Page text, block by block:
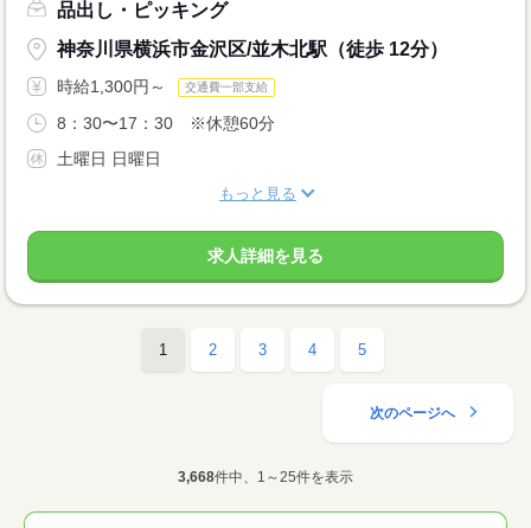
品出し・ピッキング
神奈川県横浜市金沢区/並木北駅（徒歩 12分）
時給1,300円～ 交通費一部支給
8：30〜17：30 ※休憩60分
土曜日 日曜日
もっと見る
求人詳細を見る
1 2 3 4 5
次のページへ
3,668件中、1～25件を表示